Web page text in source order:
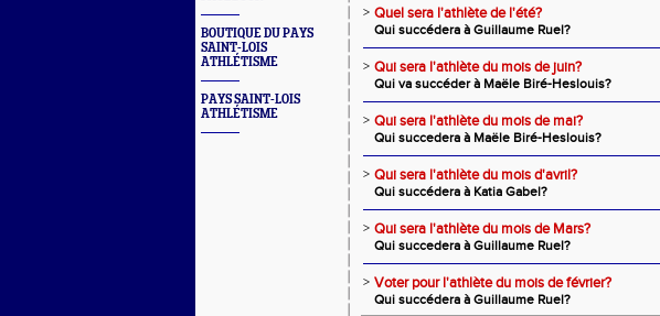
BOUTIQUE DU PAYS
SAINT-LOIS
ATHLÉTISME
PAYS SAINT-LOIS
ATHLÉTISME
> Quel sera l'athlète de l'été?
Qui succédera à Guillaume Ruel?
> Qui sera l'athlète du mois de juin?
Qui va succéder à Maële Biré-Heslouis?
> Qui sera l'athlète du mois de mai?
Qui succedera à Maële Biré-Heslouis?
> Qui sera l'athlète du mois d'avril?
Qui succédera à Katia Gabel?
> Qui sera l'athlète du mois de Mars?
Qui succedera à Guillaume Ruel?
> Voter pour l'athlète du mois de février?
Qui succédera à Guillaume Ruel?